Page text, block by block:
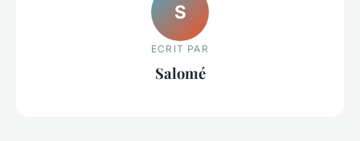
S
ECRIT PAR
Salomé